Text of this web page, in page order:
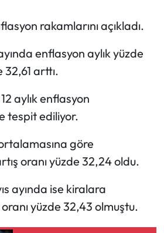
rakamlarını açıkladı.
enflasyon aylık yüzde
32,61 arttı.
aylık enflasyon
tespit ediliyor.
göre
oranı yüzde 32,24 oldu.
ayında ise kiralara
yüzde 32,43 olmuştu.